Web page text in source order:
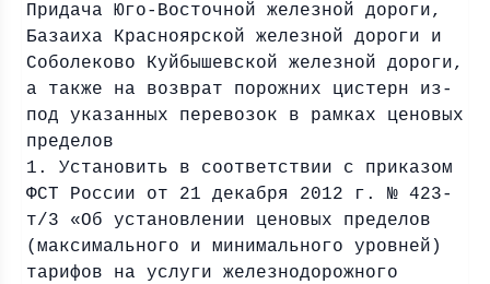
Придача Юго-Восточной железной дороги,
Базаиха Красноярской железной дороги и
Соболеково Куйбышевской железной дороги,
а также на возврат порожних цистерн из-
под указанных перевозок в рамках ценовых
пределов
1. Установить в соответствии с приказом
ФСТ России от 21 декабря 2012 г. № 423-
т/3 «Об установлении ценовых пределов
(максимального и минимального уровней)
тарифов на услуги железнодорожного